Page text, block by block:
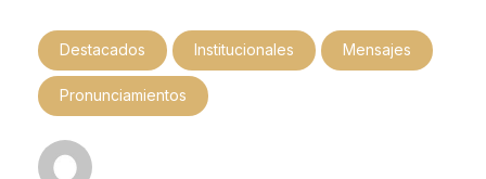
Destacados Institucionales Mensajes
Pronunciamientos